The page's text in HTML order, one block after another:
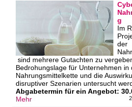
g
Im
der
sind mehrere Gutachten zu
Bedrohungslage für Unternehmen in
Nahrungsmittelkette und die
disruptiver Szenarien untersucht
Abgabetermin für ein Angebot:
Mehr